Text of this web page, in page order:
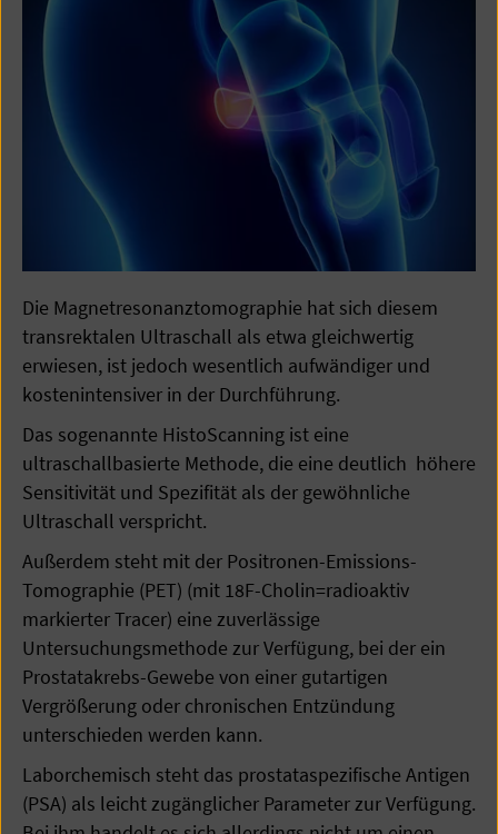
Die Magnetresonanztomographie hat sich diesem
transrektalen Ultraschall als etwa gleichwertig
erwiesen, ist jedoch wesentlich aufwändiger und
kostenintensiver in der Durchführung.
Das sogenannte HistoScanning ist eine
ultraschallbasierte Methode, die eine deutlich höhere
Sensitivität und Spezifität als der gewöhnliche
Ultraschall verspricht.
Außerdem steht mit der Positronen-Emissions-
Tomographie (PET) (mit 18F-Cholin=radioaktiv
markierter Tracer) eine zuverlässige
Untersuchungsmethode zur Verfügung, bei der ein
Prostatakrebs-Gewebe von einer gutartigen
Vergrößerung oder chronischen Entzündung
unterschieden werden kann.
Laborchemisch steht das prostataspezifische Antigen
(PSA) als leicht zugänglicher Parameter zur Verfügung.